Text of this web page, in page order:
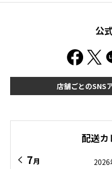
公
店舗ごとのSNS
配送カ
7月 2026